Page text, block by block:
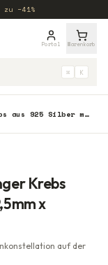
−41%
Portal Warenkorb
⌘ K
Thomas Sabo Charm-Anhänger Krebs aus 925 Silber mit Zirkonia, 9,5mm x 16mm, Damen Schmuck
Krebs
x
auf der